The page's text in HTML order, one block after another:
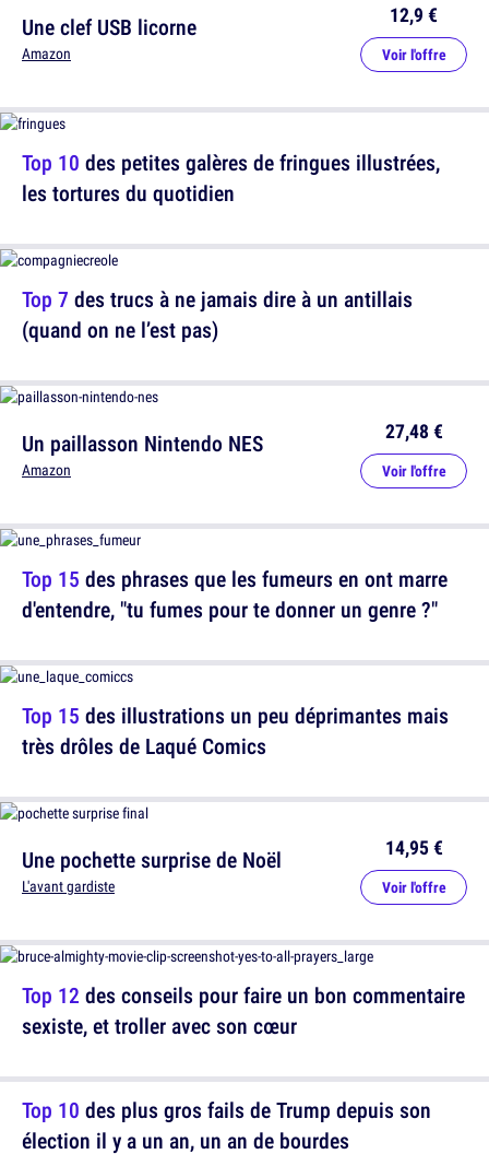
Top 10 des petites galères de fringues illustrées,
les tortures du quotidien
Un paillasson Nintendo NES
Amazon
27,48 €
Voir l'offre
Top 15 des illustrations un peu déprimantes mais
très drôles de Laqué Comics
Top 12 des conseils pour faire un bon commentaire
sexiste, et troller avec son cœur
Une clef USB licorne
Amazon
12,9 €
Voir l'offre
Top 7 des trucs à ne jamais dire à un antillais
(quand on ne l’est pas)
Top 15 des phrases que les fumeurs en ont marre
d'entendre, "tu fumes pour te donner un genre ?"
Une pochette surprise de Noël
L'avant gardiste
14,95 €
Voir l'offre
Top 10 des plus gros fails de Trump depuis son
élection il y a un an, un an de bourdes